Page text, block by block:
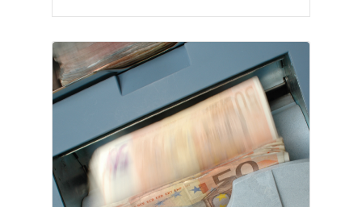
juventude-vinda-de-franca-esta-a-
concelho-fotos